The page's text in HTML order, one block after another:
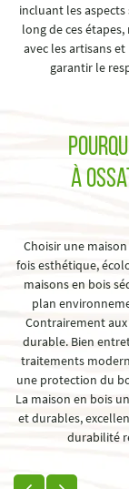
incluant les
long de ces
avec les artisans
garantir le
à
Choisir une
fois esthétique,
maisons en bois
plan
Contrairement
durable. Bien
traitements
une protection du
La maison en bois
et durables,
durabilité